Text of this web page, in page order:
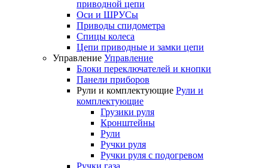
приводной цепи
Оси и ШРУСы
Приводы спидометра
Спицы колеса
Цепи приводные и замки цепи
Управление Управление
Блоки переключателей и кнопки
Панели приборов
Рули и комплектующие Рули и
комплектующие
Грузики руля
Кронштейны
Рули
Ручки руля
Ручки руля с подогревом
Ручки газа